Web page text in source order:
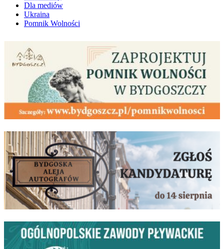
Dla mediów
Ukraina
Pomnik Wolności